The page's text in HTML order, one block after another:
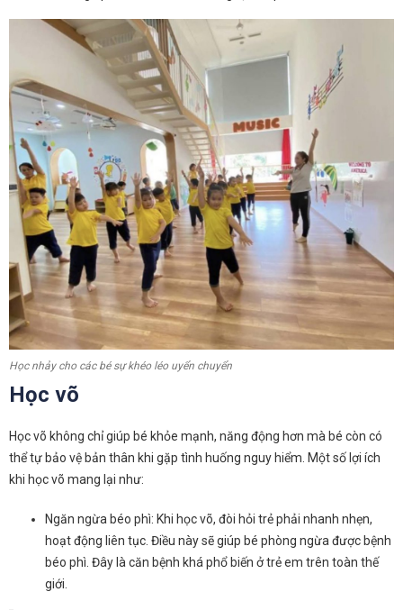
Học nhảy cho các bé sự khéo léo uyển chuyển
Học võ
Học võ không chỉ giúp bé khỏe mạnh, năng động hơn mà bé còn có
thể tự bảo vệ bản thân khi gặp tình huống nguy hiểm. Một số lợi ích
khi học võ mang lại như:
Ngăn ngừa béo phì: Khi học võ, đòi hỏi trẻ phải nhanh nhẹn,
hoạt động liên tục. Điều này sẽ giúp bé phòng ngừa được bệnh
béo phì. Đây là căn bệnh khá phổ biến ở trẻ em trên toàn thế
giới.